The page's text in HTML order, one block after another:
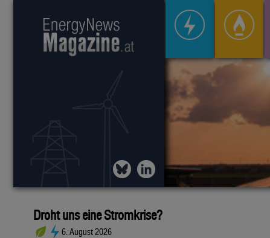
Droht uns eine Stromkrise?
6. August 2026